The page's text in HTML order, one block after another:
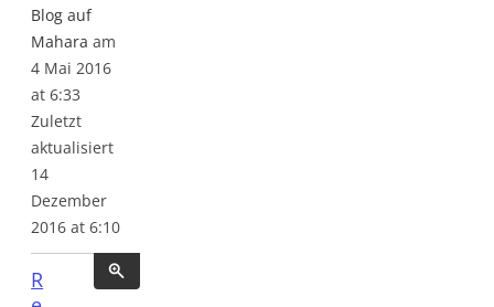
Blog auf
Maharaam
4 Mai 2016
at 6:33
Zuletzt
aktualisiert
14
Dezember
2016 at 6:10
R